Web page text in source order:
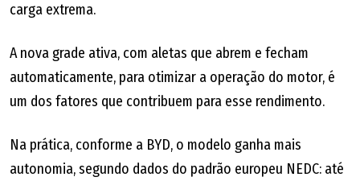
carga extrema.
A nova grade ativa, com aletas que abrem e fecham
automaticamente, para otimizar a operação do motor, é
um dos fatores que contribuem para esse rendimento.
Na prática, conforme a BYD, o modelo ganha mais
autonomia, segundo dados do padrão europeu NEDC: até